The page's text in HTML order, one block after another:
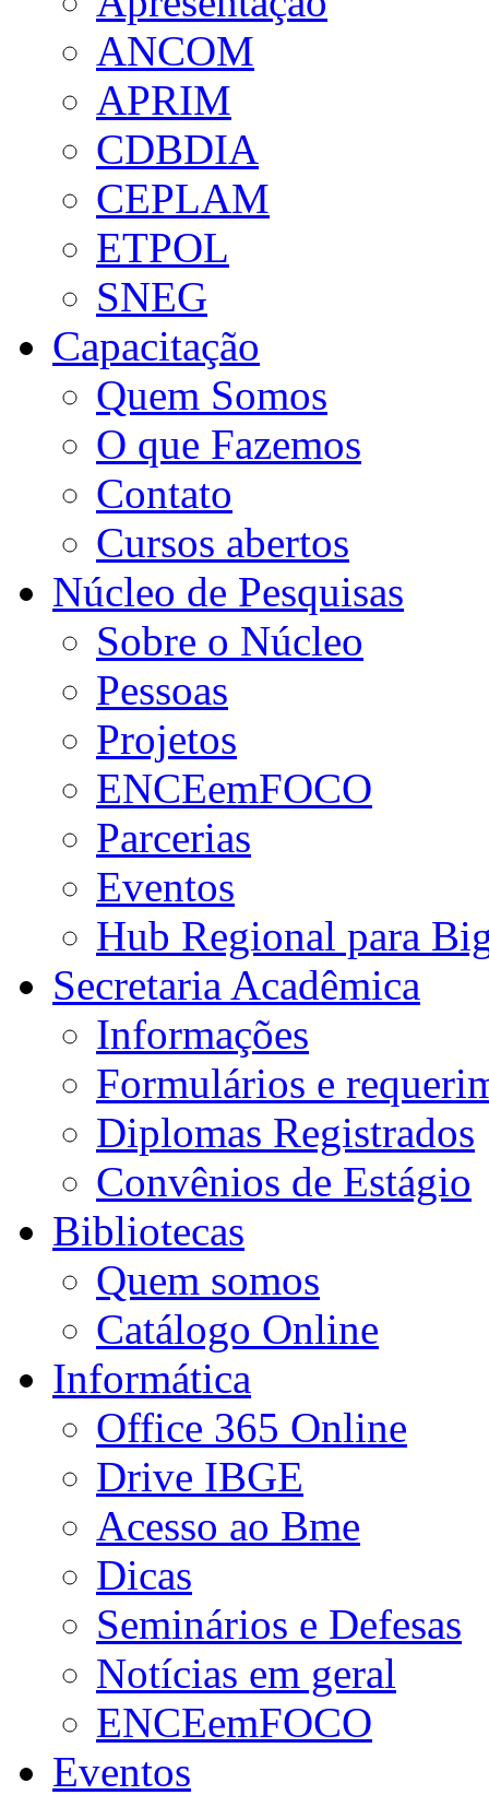
ANCOM
APRIM
CDBDIA
CEPLAM
ETPOL
SNEG
Capacitação
Quem Somos
O que Fazemos
Contato
Cursos abertos
Núcleo de Pesquisas
Sobre o Núcleo
Pessoas
Projetos
ENCEemFOCO
Parcerias
Eventos
Hub Regional para
Secretaria Acadêmica
Informações
Formulários e
Diplomas Registrados
Convênios de Estágio
Bibliotecas
Quem somos
Catálogo Online
Informática
Office 365 Online
Drive IBGE
Acesso ao Bme
Dicas
Seminários e Defesas
Notícias em geral
ENCEemFOCO
Eventos